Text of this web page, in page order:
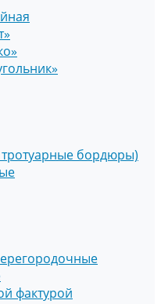
бордюры)
фактурой